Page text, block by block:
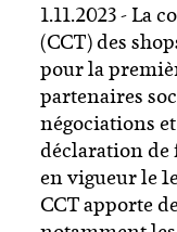
1.11.2023 - La
(CCT) des
pour la
partenaires
négociations
déclaration de
en vigueur le
CCT apporte